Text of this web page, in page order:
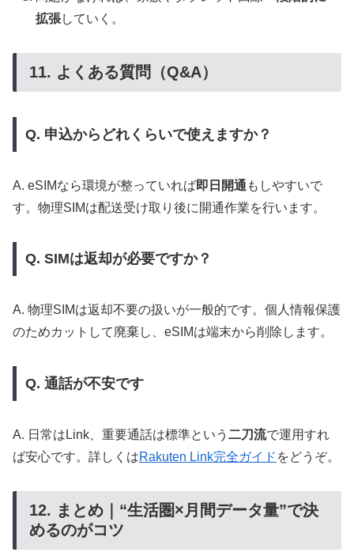
拡張していく。
11. よくある質問（Q&A）
Q. 申込からどれくらいで使えますか？
A. eSIMなら環境が整っていれば即日開通 もしやすいで
す。物理SIMは配送受け取り後に開通作業を行います。
Q. SIMは返却が必要ですか？
A. 物理SIMは返却不要の扱いが一般的です。個人情報保護
のためカットして廃棄し、eSIMは端末から削除します。
Q. 通話が不安です
A. 日常はLink、重要通話は標準という 二刀流で運用すれ
ば安心です。詳しくはRakuten Link完全ガイド をどうぞ。
12. まとめ｜“生活圏×月間データ量”で決
めるのがコツ